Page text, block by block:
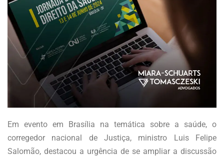
Em evento em Brasília na temática sobre a saúde, o
corregedor nacional de Justiça, ministro Luis Felipe
Salomão, destacou a urgência de se ampliar a discussão